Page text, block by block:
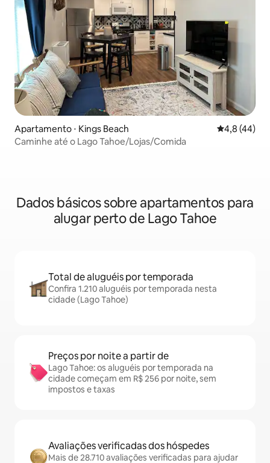
Apartamento ⋅ Kings Beach 4,8 de uma
4,8 (44)
Caminhe até o Lago Tahoe/Lojas/Comida
Dados básicos sobre apartamentos para
alugar perto de Lago Tahoe
Total de aluguéis por temporada
Confira 1.210 aluguéis por temporada nesta
cidade (Lago Tahoe)
Preços por noite a partir de
Lago Tahoe: os aluguéis por temporada na
cidade começam em R$ 256 por noite, sem
impostos e taxas
Avaliações verificadas dos hóspedes
Mais de 28.710 avaliações verificadas para ajudar